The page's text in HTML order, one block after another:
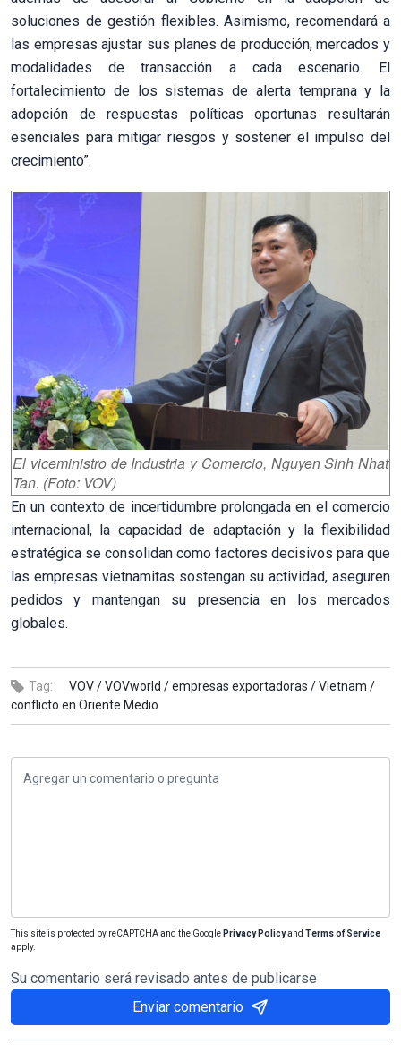
soluciones de gestión flexibles. Asimismo, recomendará a
las empresas ajustar sus planes de producción, mercados y
modalidades de transacción a cada escenario. El
fortalecimiento de los sistemas de alerta temprana y la
adopción de respuestas políticas oportunas resultarán
esenciales para mitigar riesgos y sostener el impulso del
crecimiento”.
El viceministro de Industria y Comercio, Nguyen Sinh Nhat
Tan. (Foto: VOV)
En un contexto de incertidumbre prolongada en el comercio
internacional, la capacidad de adaptación y la flexibilidad
estratégica se consolidan como factores decisivos para que
las empresas vietnamitas sostengan su actividad, aseguren
pedidos y mantengan su presencia en los mercados
globales.
Tag: VOV /VOVworld /empresas exportadoras /Vietnam /
conflicto en Oriente Medio
This site is protected by reCAPTCHA and the Google Privacy Policyand Terms of Service
apply.
Su comentario será revisado antes de publicarse
Enviar comentario